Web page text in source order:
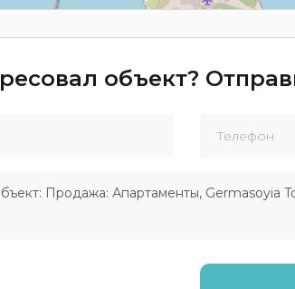
объект?